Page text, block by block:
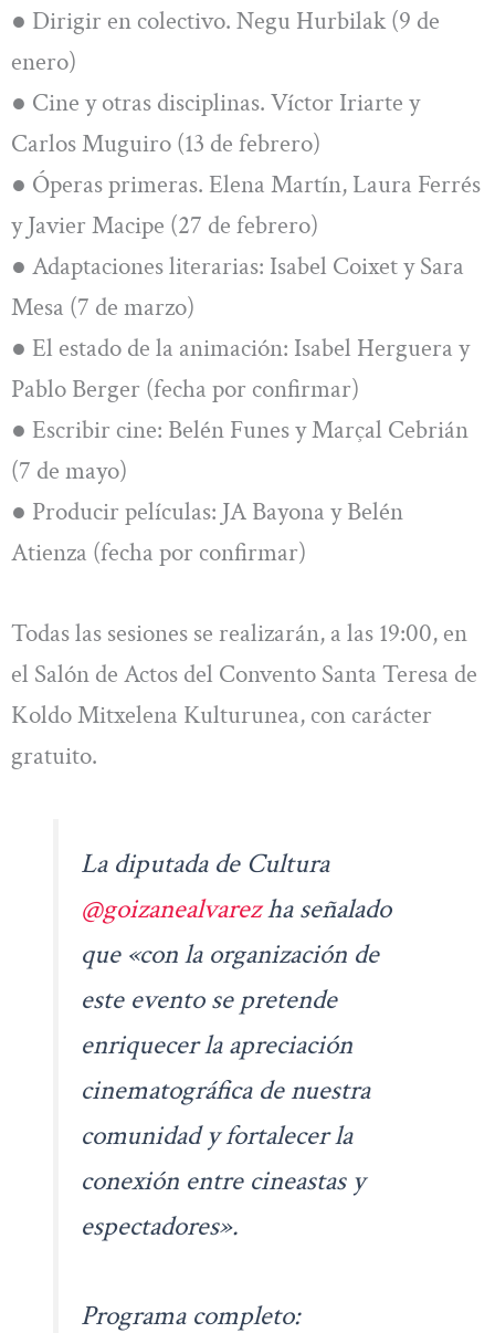
● Dirigir en colectivo. Negu Hurbilak (9 de
enero)
● Cine y otras disciplinas. Víctor Iriarte y
Carlos Muguiro (13 de febrero)
● Óperas primeras. Elena Martín, Laura Ferrés
y Javier Macipe (27 de febrero)
● Adaptaciones literarias: Isabel Coixet y Sara
Mesa (7 de marzo)
● El estado de la animación: Isabel Herguera y
Pablo Berger (fecha por confirmar)
● Escribir cine: Belén Funes y Marçal Cebrián
(7 de mayo)
● Producir películas: JA Bayona y Belén
Atienza (fecha por confirmar)
Todas las sesiones se realizarán, a las 19:00, en
el Salón de Actos del Convento Santa Teresa de
Koldo Mitxelena Kulturunea, con carácter
gratuito.
La diputada de Cultura
@goizanealvarezha señalado
que «con la organización de
este evento se pretende
enriquecer la apreciación
cinematográfica de nuestra
comunidad y fortalecer la
conexión entre cineastas y
espectadores».
Programa completo: